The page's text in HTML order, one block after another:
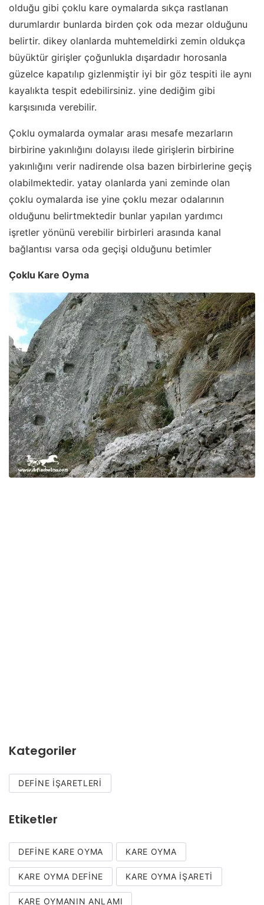
olduğu gibi çoklu kare oymalarda sıkça rastlanan
durumlardır bunlarda birden çok oda mezar olduğunu
belirtir. dikey olanlarda muhtemeldirki zemin oldukça
büyüktür girişler çoğunlukla dışardadır horosanla
güzelce kapatılıp gizlenmiştir iyi bir göz tespiti ile aynı
kayalıkta tespit edebilirsiniz. yine dediğim gibi
karşısınıda verebilir.
Çoklu oymalarda oymalar arası mesafe mezarların
birbirine yakınlığını dolayısı ilede girişlerin birbirine
yakınlığını verir nadirende olsa bazen birbirlerine geçiş
olabilmektedir. yatay olanlarda yani zeminde olan
çoklu oymalarda ise yine çoklu mezar odalarının
olduğunu belirtmektedir bunlar yapılan yardımcı
işretler yönünü verebilir birbirleri arasında kanal
bağlantısı varsa oda geçişi olduğunu betimler
Çoklu Kare Oyma
Kategoriler
DEFINE İŞARETLERI
Etiketler
DEFINE KARE OYMA KARE OYMA
KARE OYMA DEFINE KARE OYMA IŞARETI
KARE OYMANIN ANLAMI